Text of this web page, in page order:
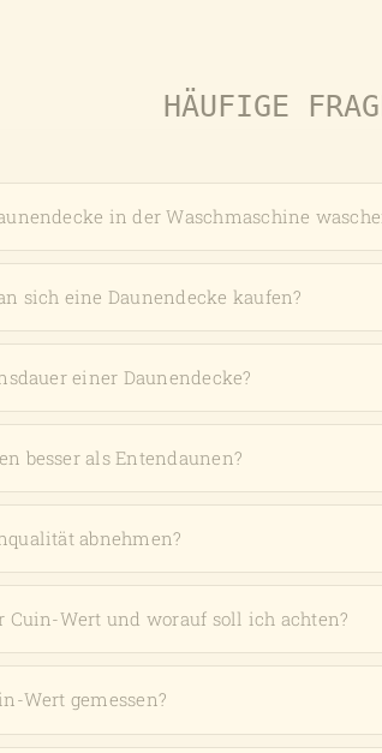
HÄUFIGE
in der Waschmaschine
sich eine Daunendecke kaufen?
einer Daunendecke?
besser als Entendaunen?
abnehmen?
Cuin-Wert und worauf soll ich achten?
Wert gemessen?